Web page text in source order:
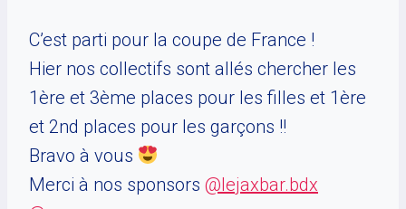
C’est parti pour la coupe de France !
Hier nos collectifs sont allés chercher les
1ère et 3ème places pour les filles et 1ère
et 2nd places pour les garçons !!
Bravo à vous
Merci à nos sponsors @lejaxbar.bdx